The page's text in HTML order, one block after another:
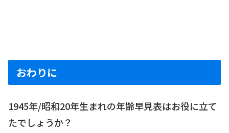
おわりに
1945年/昭和20年生まれの年齢早見表はお役に立て
たでしょうか？